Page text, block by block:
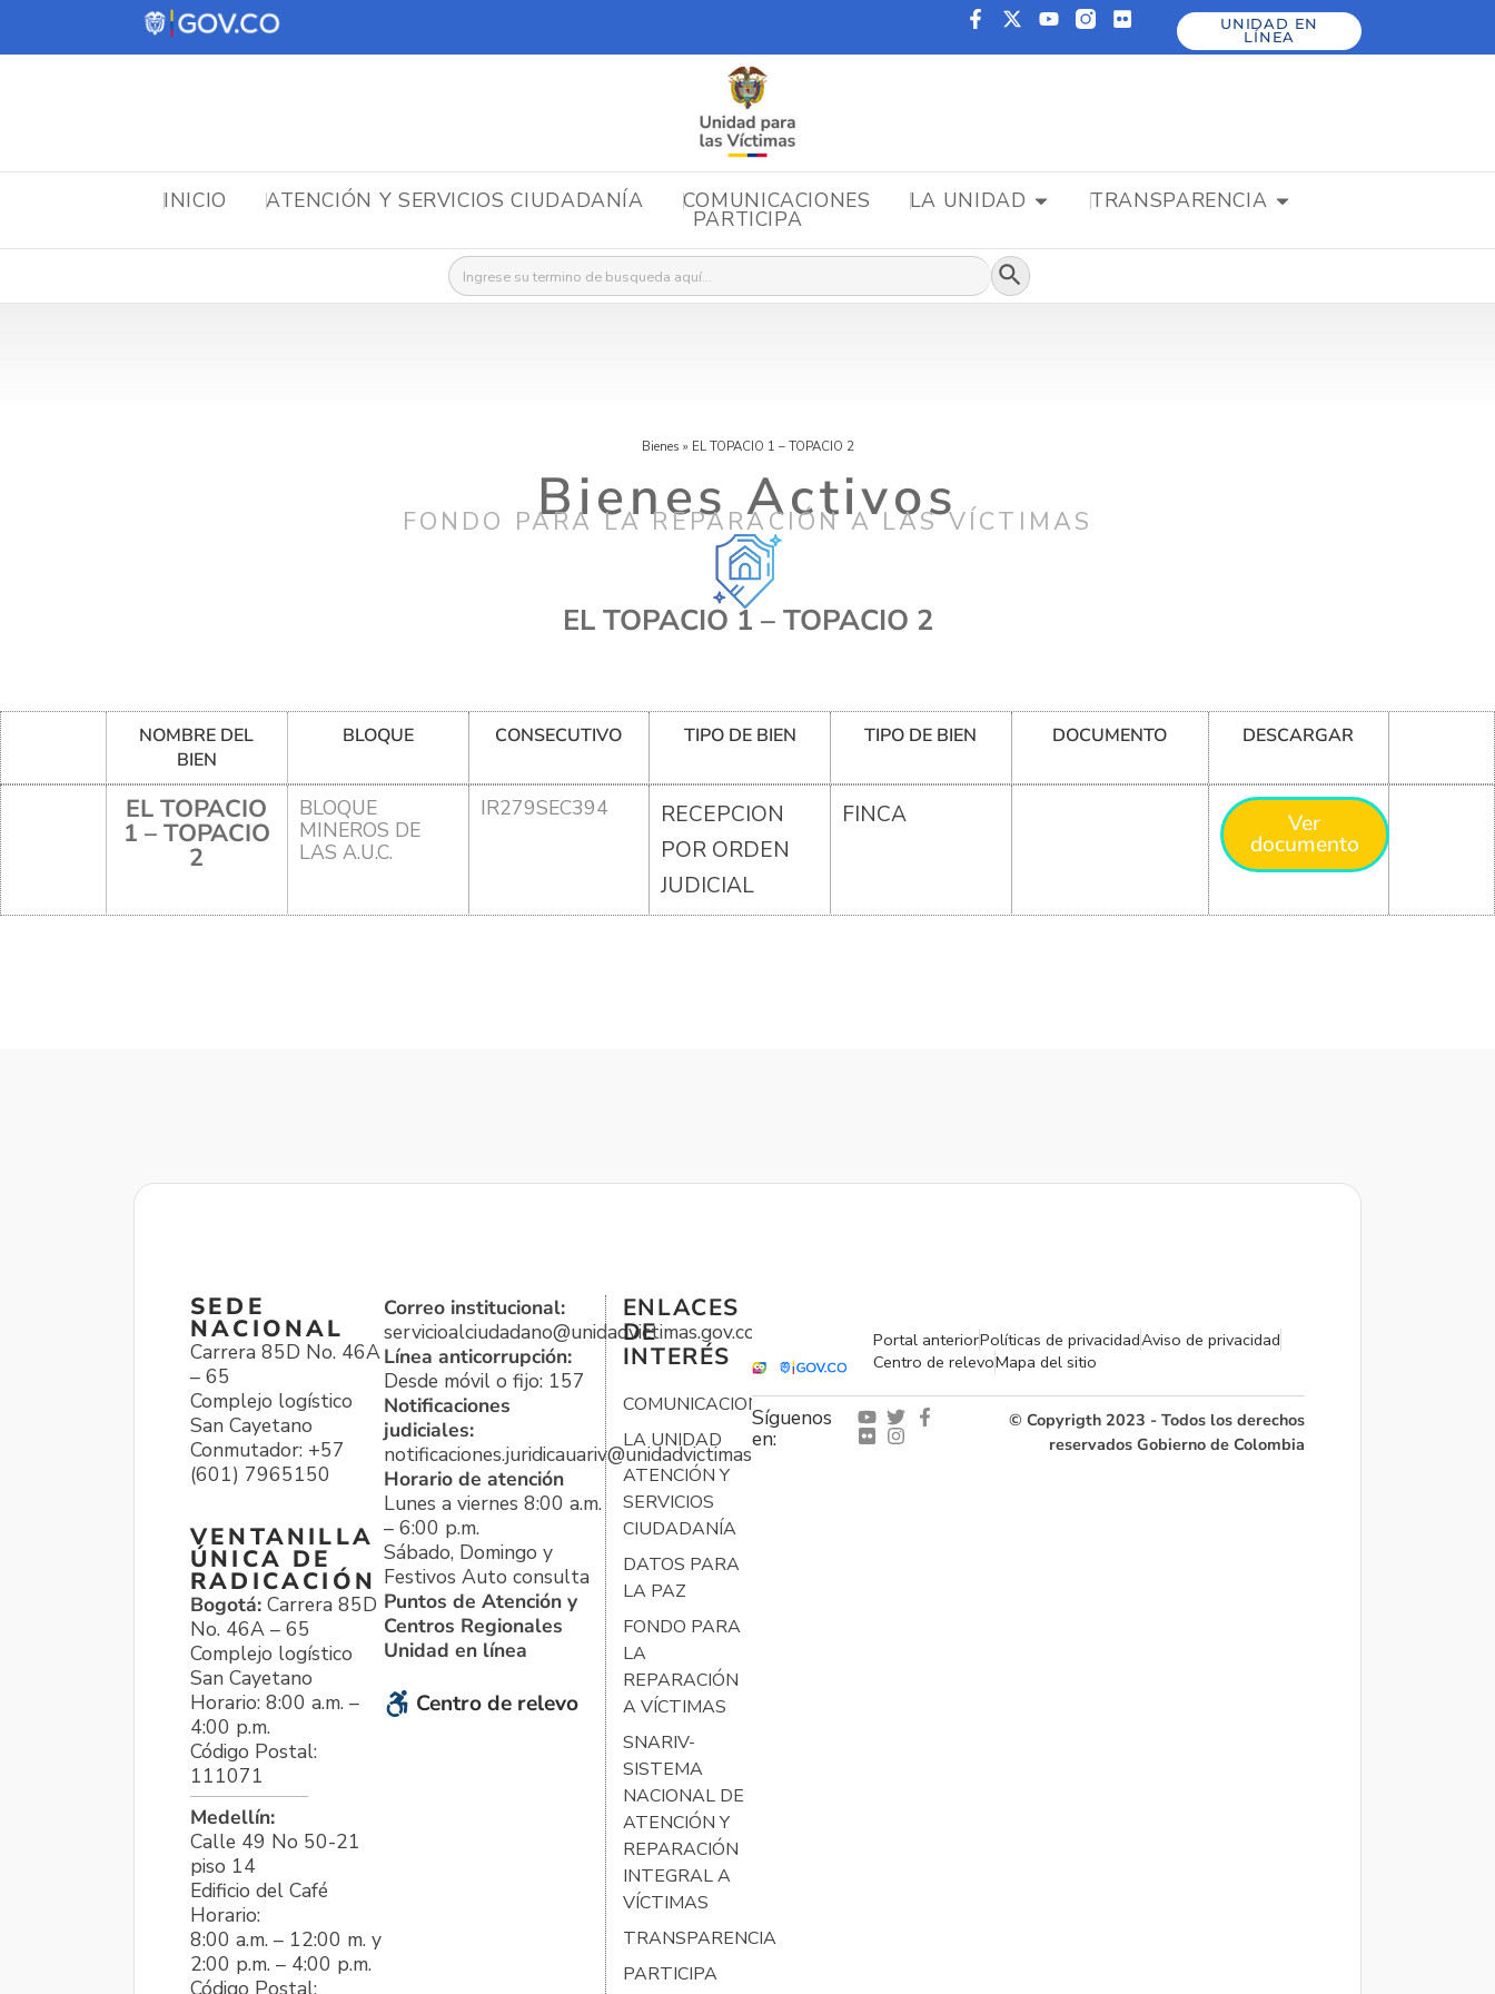
UNIDAD EN
LÍNEA
INICIO ATENCIÓN Y SERVICIOS CIUDADANÍA COMUNICACIONES LA UNIDAD TRANSPARENCIA
PARTICIPA
Buscar: Botón de búsqueda
Bienes » EL TOPACIO 1 – TOPACIO 2
Bienes Activos
FONDO PARA LA REPARACIÓN A LAS VÍCTIMAS
EL TOPACIO 1 – TOPACIO 2
NOMBRE DEL
BIEN
BLOQUE CONSECUTIVO TIPO DE BIEN TIPO DE BIEN DOCUMENTO DESCARGAR
EL TOPACIO
1 – TOPACIO
2
BLOQUE
MINEROS DE
LAS A.U.C.
IR279SEC394
RECEPCION
POR ORDEN
JUDICIAL
FINCA Ver
documento
SEDE
NACIONAL
Carrera 85D No. 46A
– 65
Complejo logístico
San Cayetano
Conmutador: +57
(601) 7965150
VENTANILLA
ÚNICA DE
RADICACIÓN
Bogotá: Carrera 85D
No. 46A – 65
Complejo logístico
San Cayetano
Horario: 8:00 a.m. –
4:00 p.m.
Código Postal:
111071
Medellín:
Calle 49 No 50-21
piso 14
Edificio del Café
Horario:
8:00 a.m. – 12:00 m. y
2:00 p.m. – 4:00 p.m.
Correo institucional:
servicioalciudadano@unidadvictimas.gov.co
Línea anticorrupción:
Desde móvil o fijo: 157
Notificaciones
judiciales:
notificaciones.juridicauariv@unidadvictimas.gov.co
Horario de atención
Lunes a viernes 8:00 a.m.
– 6:00 p.m.
Sábado, Domingo y
Festivos Auto consulta
Puntos de Atención y
Centros Regionales
Unidad en línea
Centro de relevo
ENLACES
DE
INTERÉS
COMUNICACIONES
LA UNIDAD
ATENCIÓN Y
SERVICIOS
CIUDADANÍA
DATOS PARA
LA PAZ
FONDO PARA
LA
REPARACIÓN
A VÍCTIMAS
SNARIV-
SISTEMA
NACIONAL DE
ATENCIÓN Y
REPARACIÓN
INTEGRAL A
VÍCTIMAS
TRANSPARENCIA
PARTICIPA
Portal anteriorPolíticas de privacidadAviso de privacidad
Centro de relevoMapa del sitio
Síguenos
en:
© Copyrigth 2023 - Todos los derechos
reservados Gobierno de Colombia